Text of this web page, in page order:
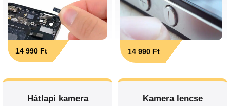
14 990 Ft 14 990 Ft
Hátlapi kamera Kamera lencse